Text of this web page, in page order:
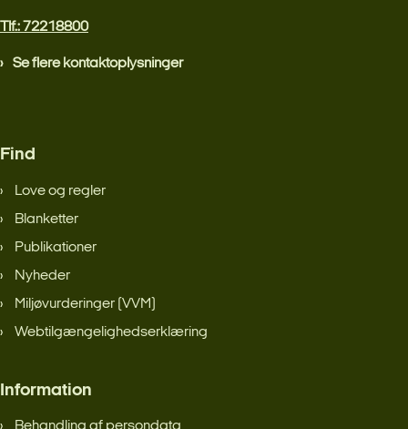
Tlf.: 72218800
Se flere kontaktoplysninger
Find
Love og regler
Blanketter
Publikationer
Nyheder
Miljøvurderinger (VVM)
Webtilgængelighedserklæring
Information
Behandling af persondata